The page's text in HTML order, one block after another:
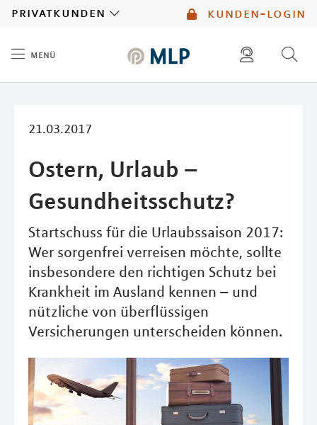
kunden-login
privatkunden
menü
21.03.2017
Ostern, Urlaub –
Gesundheitsschutz?
Startschuss für die Urlaubssaison 2017:
Wer sorgenfrei verreisen möchte, sollte
insbesondere den richtigen Schutz bei
Krankheit im Ausland kennen – und
nützliche von überflüssigen
Versicherungen unterscheiden können.